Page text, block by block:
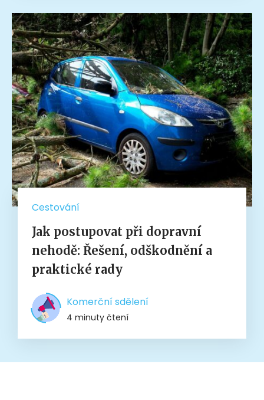
Cestování
Jak postupovat při dopravní
nehodě: Řešení, odškodnění a
praktické rady
Komerční sdělení
4 minuty čtení